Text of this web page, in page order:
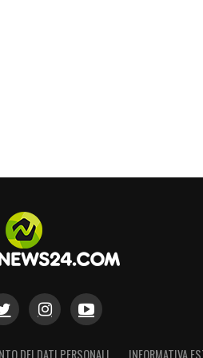
DEI DATI PERSONALI INFORMATIVA